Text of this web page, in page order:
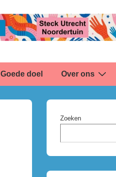
Goede doel Over ons
Zoeken